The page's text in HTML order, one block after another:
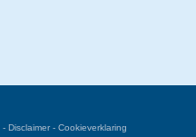
- Disclaimer- Cookieverklaring